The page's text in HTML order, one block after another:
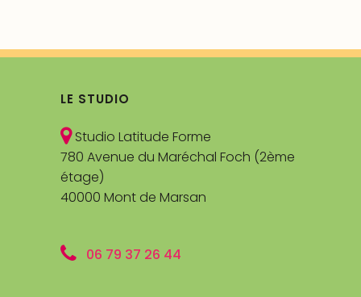
LE STUDIO
Studio Latitude Forme
780 Avenue du Maréchal Foch (2ème
étage)
40000 Mont de Marsan
06 79 37 26 44